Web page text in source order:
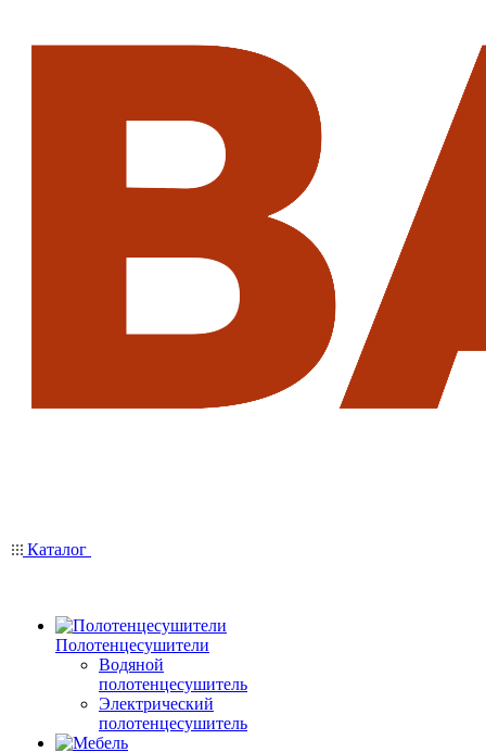
Каталог
Полотенцесушители
Водяной
полотенцесушитель
Электрический
полотенцесушитель